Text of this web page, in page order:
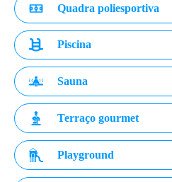
Quadra poliesportiva
Piscina
Sauna
Terraço gourmet
Playground